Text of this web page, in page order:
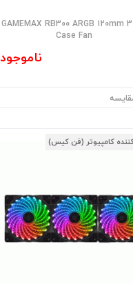
GAMEMAX RB300 ARGB 120mm 3
Case Fan
ناموجود
کامپیوتر (فن کیس)